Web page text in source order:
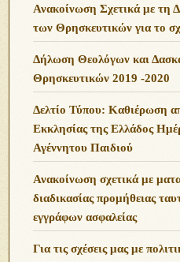
Ανακοίνωση Σχετικά με τη
των Θρησκευτικών για το
Δήλωση Θεολόγων και
Θρησκευτικών 2019 -2020
Δελτίο Τύπου: Καθιέρωση
Εκκλησίας της Ελλάδος
Αγέννητου Παιδιού
Ανακοίνωση σχετικά με
διαδικασίας προμήθειας
εγγράφων ασφαλείας
Για τις σχέσεις μας με